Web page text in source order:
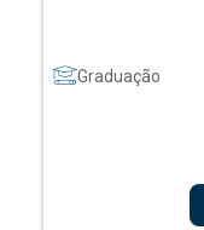
Graduação